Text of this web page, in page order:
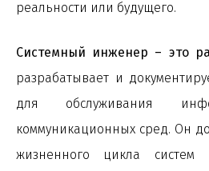
реальности или будущего.
Системный инженер – это
разрабатывает и
для обслуживания
коммуникационных сред. Он
жизненного цикла систем